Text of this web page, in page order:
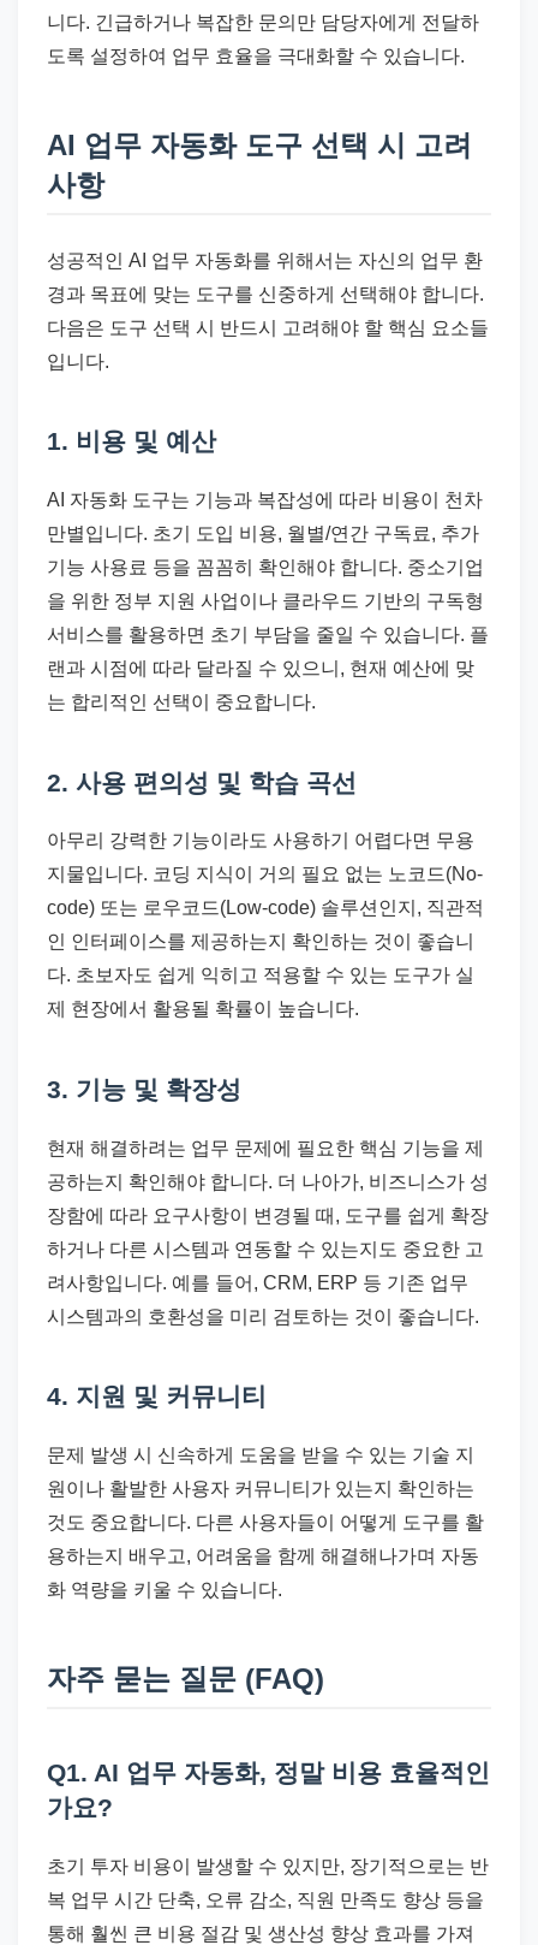
니다. 긴급하거나 복잡한 문의만 담당자에게 전달하
도록 설정하여 업무 효율을 극대화할 수 있습니다.
AI 업무 자동화 도구 선택 시 고려
사항
성공적인 AI 업무 자동화를 위해서는 자신의 업무 환
경과 목표에 맞는 도구를 신중하게 선택해야 합니다.
다음은 도구 선택 시 반드시 고려해야 할 핵심 요소들
입니다.
1. 비용 및 예산
AI 자동화 도구는 기능과 복잡성에 따라 비용이 천차
만별입니다. 초기 도입 비용, 월별/연간 구독료, 추가
기능 사용료 등을 꼼꼼히 확인해야 합니다. 중소기업
을 위한 정부 지원 사업이나 클라우드 기반의 구독형
서비스를 활용하면 초기 부담을 줄일 수 있습니다. 플
랜과 시점에 따라 달라질 수 있으니, 현재 예산에 맞
는 합리적인 선택이 중요합니다.
2. 사용 편의성 및 학습 곡선
아무리 강력한 기능이라도 사용하기 어렵다면 무용
지물입니다. 코딩 지식이 거의 필요 없는 노코드(No-
code) 또는 로우코드(Low-code) 솔루션인지, 직관적
인 인터페이스를 제공하는지 확인하는 것이 좋습니
다. 초보자도 쉽게 익히고 적용할 수 있는 도구가 실
제 현장에서 활용될 확률이 높습니다.
3. 기능 및 확장성
현재 해결하려는 업무 문제에 필요한 핵심 기능을 제
공하는지 확인해야 합니다. 더 나아가, 비즈니스가 성
장함에 따라 요구사항이 변경될 때, 도구를 쉽게 확장
하거나 다른 시스템과 연동할 수 있는지도 중요한 고
려사항입니다. 예를 들어, CRM, ERP 등 기존 업무
시스템과의 호환성을 미리 검토하는 것이 좋습니다.
4. 지원 및 커뮤니티
문제 발생 시 신속하게 도움을 받을 수 있는 기술 지
원이나 활발한 사용자 커뮤니티가 있는지 확인하는
것도 중요합니다. 다른 사용자들이 어떻게 도구를 활
용하는지 배우고, 어려움을 함께 해결해나가며 자동
화 역량을 키울 수 있습니다.
자주 묻는 질문 (FAQ)
Q1. AI 업무 자동화, 정말 비용 효율적인
가요?
초기 투자 비용이 발생할 수 있지만, 장기적으로는 반
복 업무 시간 단축, 오류 감소, 직원 만족도 향상 등을
통해 훨씬 큰 비용 절감 및 생산성 향상 효과를 가져